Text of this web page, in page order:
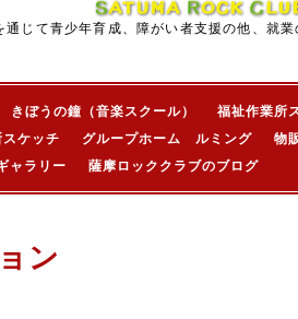
じて青少年育成、障がい者支援の他、就
きぼうの鐘（音楽スクール） 福祉作業所
ケッチ グループホーム ルミング 物
ャラリー
薩摩ロッククラブのブログ
ン